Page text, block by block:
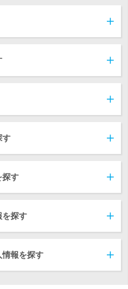
す
探す
を探す
情報を探す